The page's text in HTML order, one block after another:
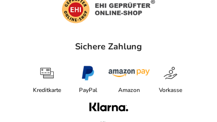
Sichere Zahlung
Kreditkarte PayPal Amazon Vorkasse